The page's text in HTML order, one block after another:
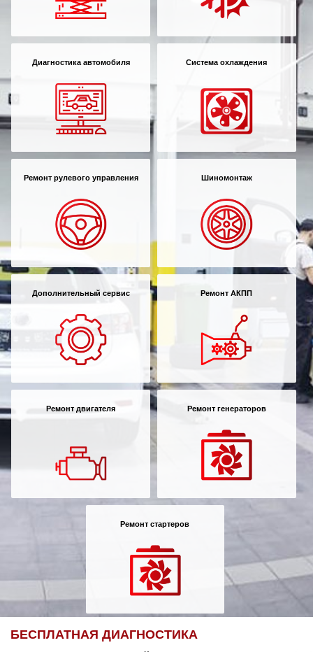
Диагностика автомобиля Система охлаждения
Ремонт рулевого управления Шиномонтаж
Дополнительный сервис Ремонт АКПП
Ремонт двигателя Ремонт генераторов
Ремонт стартеров
БЕСПЛАТНАЯ ДИАГНОСТИКА